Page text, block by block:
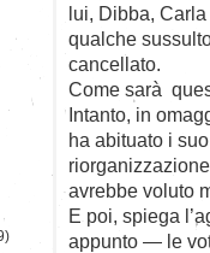
lui, Dibba,
qualche
cancellato.
Come sarà
Intanto, in
ha abituato i
avrebbe voluto
E poi, spiega
appunto — le